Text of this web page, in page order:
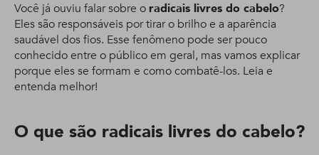
Você já ouviu falar sobre oradicais livres do cabelo?
Eles são responsáveis por tirar o brilho e a aparência
saudável dos fios. Esse fenômeno pode ser pouco
conhecido entre o público em geral, mas vamos explicar
porque eles se formam e como combatê-los. Leia e
entenda melhor!
O que são radicais livres do cabelo?